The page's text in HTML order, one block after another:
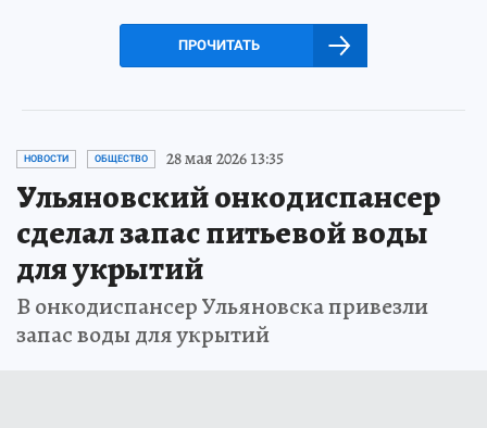
ПРОЧИТАТЬ
НОВОСТИ ОБЩЕСТВО 28 мая 2026 13:35
Ульяновский онкодиспансер
сделал запас питьевой воды
для укрытий
В онкодиспансер Ульяновска привезли
запас воды для укрытий